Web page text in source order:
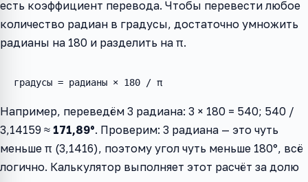
есть коэффициент перевода. Чтобы перевести любое
количество радиан в градусы, достаточно умножить
радианы на 180 и разделить на π.
градусы = радианы × 180 / π
Например, переведём 3 радиана: 3 × 180 = 540; 540 /
3,14159 ≈ 171,89°. Проверим: 3 радиана — это чуть
меньше π (3,1416), поэтому угол чуть меньше 180°, всё
логично. Калькулятор выполняет этот расчёт за долю